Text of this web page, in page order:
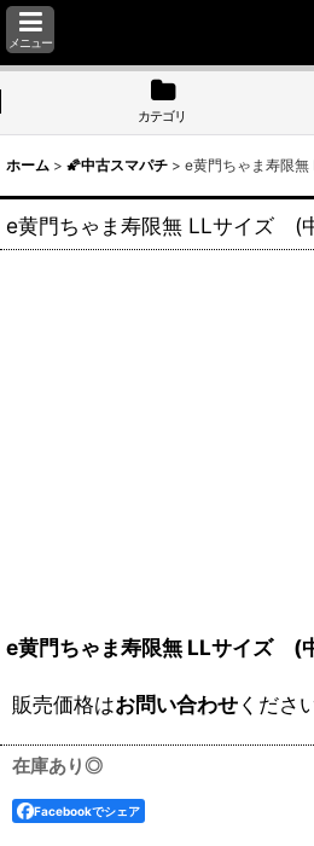
メニュー
カテゴリ
ホーム > 🌠中古スマパチ > e黄門ちゃま寿限
e黄門ちゃま寿限無 LLサイズ (
e黄門ちゃま寿限無 LLサイズ (
販売価格はお問い合わせくださ
在庫あり◎
Facebookでシェア